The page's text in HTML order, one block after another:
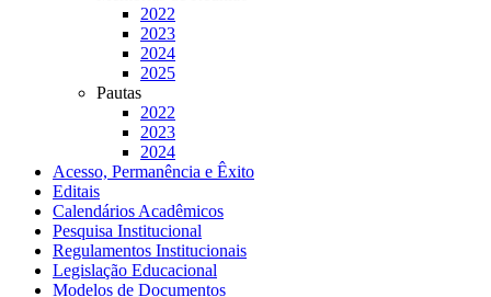
2022
2023
2024
2025
Pautas
2022
2023
2024
Acesso, Permanência e Êxito
Editais
Calendários Acadêmicos
Pesquisa Institucional
Regulamentos Institucionais
Legislação Educacional
Modelos de Documentos